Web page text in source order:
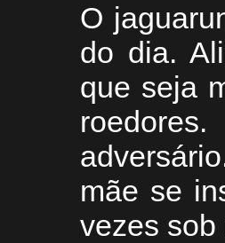
O
do dia.
que seja
mãe se
vezes sob